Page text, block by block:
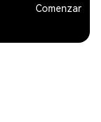
Comenzar